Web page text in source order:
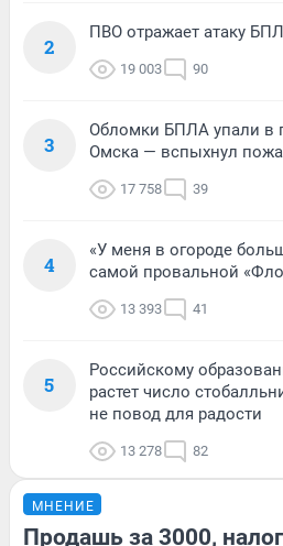
2
ПВО отражает атаку
19 003 90
3
Обломки БПЛА упали в
Омска — вспыхнул
17 758 39
4
«У меня в огороде
самой провальной
13 393 41
5
Российскому
растет число
не повод для радости
13 278 82
МНЕНИЕ
Продашь за 3000, налог